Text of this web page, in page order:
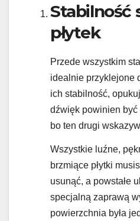
Stabilność
płytek
Przede wszystkim
idealnie przyklejone
ich stabilność,
dźwięk powinien być
bo ten drugi
Wszystkie luźne,
brzmiące płytki
usunąć, a powstałe
specjalną zaprawą
powierzchnia była